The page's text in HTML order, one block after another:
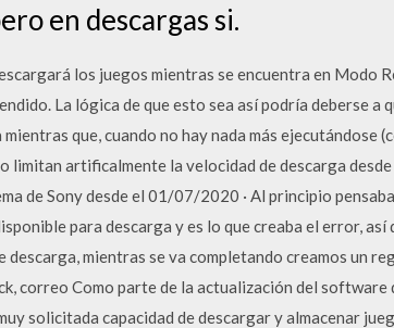
en descargas si.
los juegos mientras se encuentra en Modo
La lógica de que esto sea así podría deberse a
que, cuando no hay nada más ejecutándose
limitan artificalmente la velocidad de descarga
de Sony desde el 01/07/2020 · Al principio
para descarga y es lo que creaba el error,
descarga, mientras se va completando creamos un
correo Como parte de la actualización del software
solicitada capacidad de descargar y almacenar